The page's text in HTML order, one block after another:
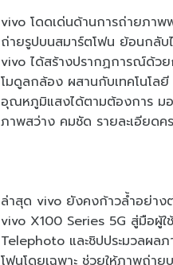
vivo โดดเด่นด้านการถ่ายภา
ถ่ายรูปบนสมาร์ตโฟน ย้อนกลับ
vivo ได้สร้างปรากฏการณ์ด้ว
โมดูลกล้อง ผสานกับเทคโนโล
อุณหภูมิแสงได้ตามต้องการ ม
ภาพสว่าง คมชัด รายละเอียดค
ล่าสุด vivo ยังคงก้าวล้ำอย่าง
vivo X100 Series 5G สู่มือผู้ใ
Telephoto และชิปประมวลผล
โฟนโดยเฉพาะ ช่วยให้ภาพถ่า